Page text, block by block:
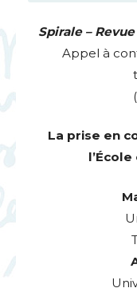
Spirale –
Appel à
La prise en